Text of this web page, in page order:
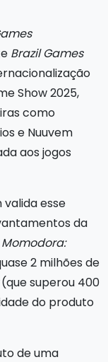
Brazil Games
Show 2025,
como
e Nuuvem
aos jogos
esse
da
Momodora:
2 milhões de
superou 400
do produto
de uma